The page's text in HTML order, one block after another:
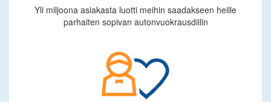
Yli miljoona asiakasta luotti meihin saadakseen heille
parhaiten sopivan autonvuokrausdiilin